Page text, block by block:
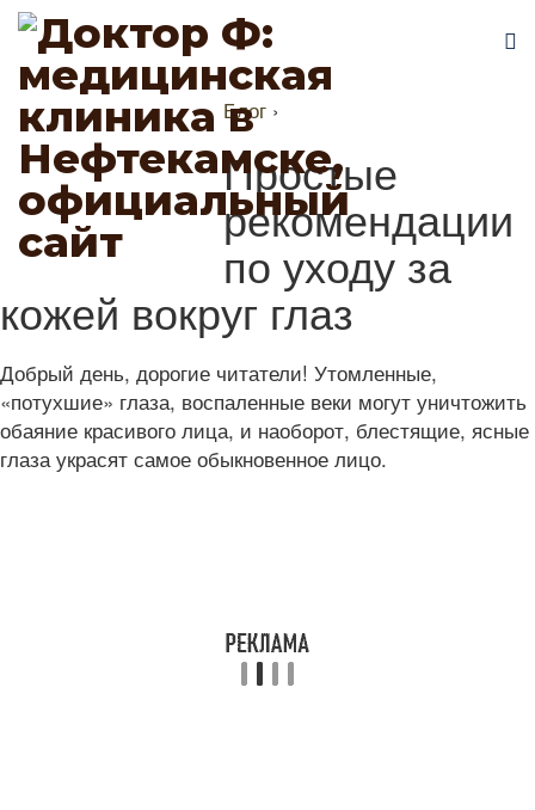
Блог ›
Простые
рекомендации
по уходу за
кожей вокруг глаз
Добрый день, дорогие читатели! Утомленные,
«потухшие» глаза, воспаленные веки могут уничтожить
обаяние красивого лица, и наоборот, блестящие, ясные
глаза украсят самое обыкновенное лицо.